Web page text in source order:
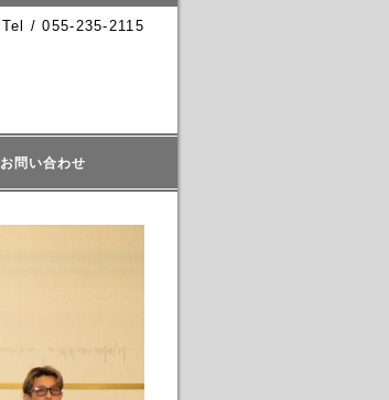
Tel / 055-235-2115
お問い合わせ